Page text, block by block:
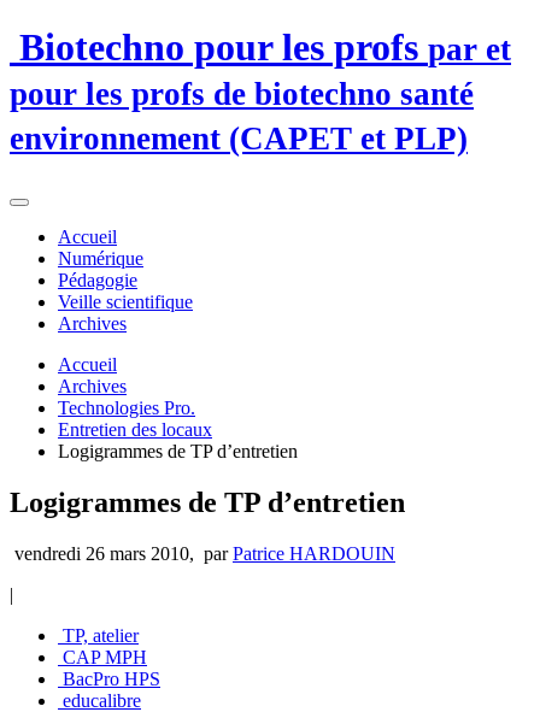
Biotechno pour les profs par et
pour les profs de biotechno santé
environnement (CAPET et PLP)
Accueil
Numérique
Pédagogie
Veille scientifique
Archives
Accueil
Archives
Technologies Pro.
Entretien des locaux
Logigrammes de TP d’entretien
Logigrammes de TP d’entretien
vendredi 26 mars 2010, parPatrice HARDOUIN
|
TP, atelier
CAP MPH
BacPro HPS
educalibre